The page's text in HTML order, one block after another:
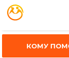
КОМУ